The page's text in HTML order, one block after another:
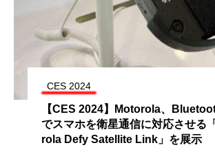
CES 2024
【CES 2024】Motorola、
でスマホを衛星通信に対応させる
rola Defy Satellite Link」を展示